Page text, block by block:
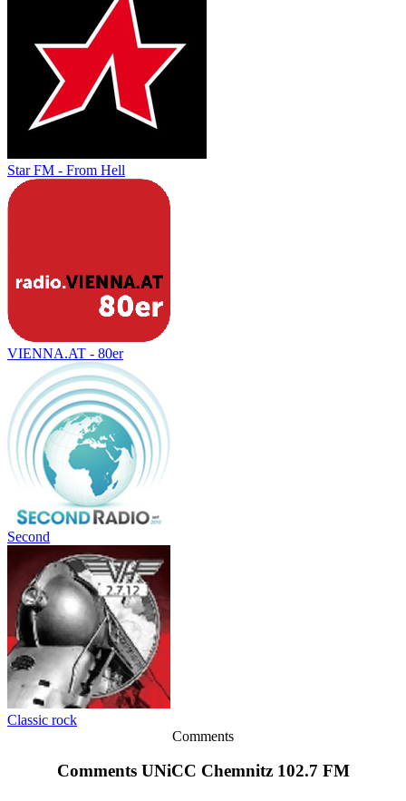
Star FM - From Hell
VIENNA.AT - 80er
Second
Classic rock
Comments
Comments UNiCC Chemnitz 102.7 FM